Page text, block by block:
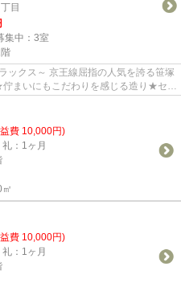
丁目
中： 3室
ックス～ 京王線屈指の人気を誇る笹塚
まいにもこだわりを感じる造り★セキ
費 10,000円)
：1ヶ月
費 10,000円)
：1ヶ月